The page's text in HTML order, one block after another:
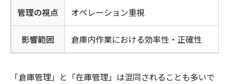
管理の視点 オペレーション重視
影響範囲 倉庫内作業における効率性・正確性
「倉庫管理」と「在庫管理」は混同されることも多いで